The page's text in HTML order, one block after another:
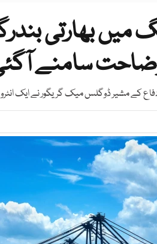
میں بھارتی
سامنے
کے مشیر ڈوگلس میک گریگور نے ایک